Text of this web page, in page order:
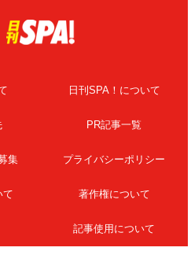
日刊SPA！について
PR記事一覧
集 プライバシーポリシー
て 著作権について
記事使用について